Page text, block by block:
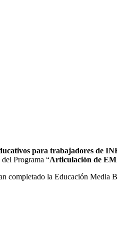
para trabajadores de
del Programa “Articulación de
completado la Educación Media